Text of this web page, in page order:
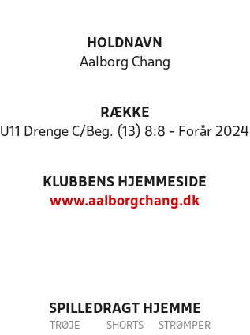
HOLDNAVN
Aalborg Chang
RÆKKE
U11 Drenge C/Beg. (13) 8:8 - Forår 2024
KLUBBENS HJEMMESIDE
www.aalborgchang.dk
SPILLEDRAGT HJEMME
TRØJE SHORTS STRØMPER